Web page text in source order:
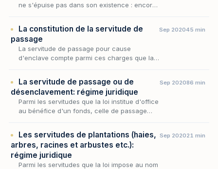
ne s'épuise pas dans son existence : encore
fonds…
La constitution de la servitude de
passage
La servitude de passage pour cause
d'enclave compte parmi ces charges que la
d'accès suffisant…
Sep 202045 min
La servitude de passage ou de
désenclavement: régime juridique
Parmi les servitudes que la loi institue d'office
au bénéfice d'un fonds, celle de passage
Sep 202086 min
Les servitudes de plantations (haies,
arbres, racines et arbustes etc.):
régime juridique
Parmi les servitudes que la loi impose au nom
Sep 202021 min